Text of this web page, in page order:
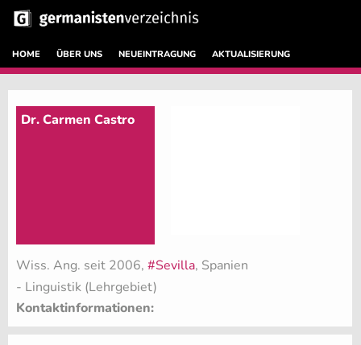
HOME ÜBER UNS NEUEINTRAGUNG AKTUALISIERUNG
Dr. Carmen Castro
Wiss. Ang. seit 2006, #Sevilla, Spanien
- Linguistik (Lehrgebiet)
Kontaktinformationen: